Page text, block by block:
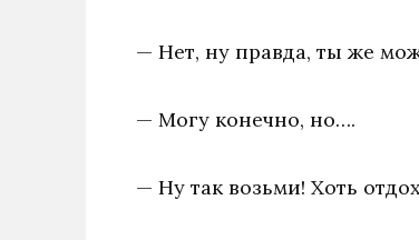
— Нет, ну правда, ты же
— Могу конечно, но….
— Ну так возьми! Хоть